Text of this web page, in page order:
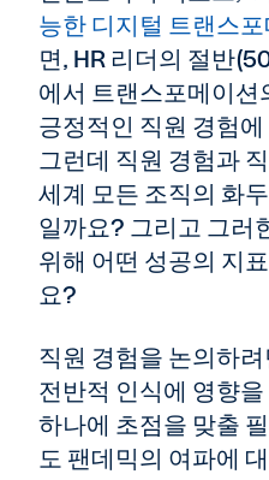
능한 디지털 트랜스
면, HR 리더의 절반
에서 트랜스포메이션
긍정적인 직원 경험
그런데 직원 경험과
세계 모든 조직의 화
일까요? 그리고 그러
위해 어떤 성공의 지
요?
직원 경험을 논의하
전반적 인식에 영향
하나에 초점을 맞출
도 팬데믹의 여파에